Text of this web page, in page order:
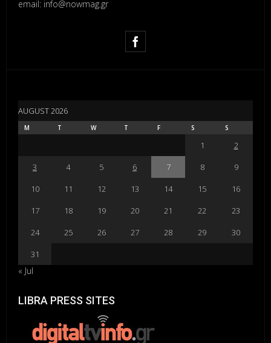
email: info@nowmag.gr
AUGUST 2026
M T W T F S S
1
2
3
4 5 6 7 8
9
10
11 12 13 14 15
16
17
18 19 20 21 22
23
24
25 26 27 28 29
30
31
« Jul
LIBRA PRESS SITES